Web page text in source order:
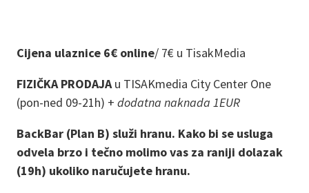
Cijena ulaznice 6€ online/ 7€ u TisakMedia
FIZIČKA PRODAJAu TISAKmedia City Center One
(pon-ned 09-21h) + dodatna naknada 1EUR
BackBar (Plan B) služi hranu. Kako bi se usluga
odvela brzo i tečno molimo vas za raniji dolazak
(19h) ukoliko naručujete hranu.